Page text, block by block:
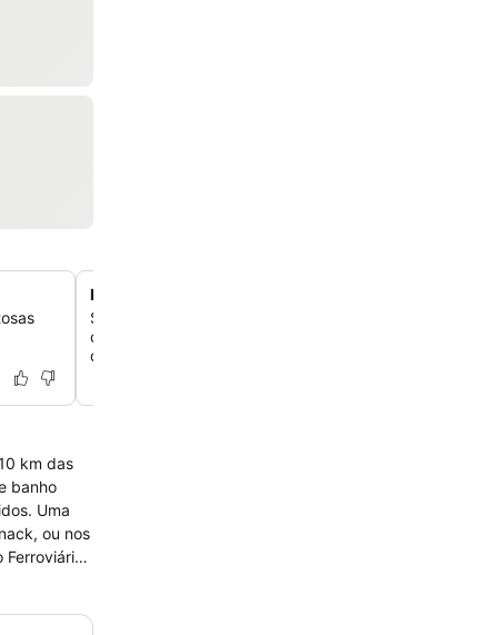
Localização no centro histórico da cidade
Situado numa área histórica da Covilhã, o hotel oferece
charmoso e tipicamente português, a apenas 100
da cidade.
km das
Uma